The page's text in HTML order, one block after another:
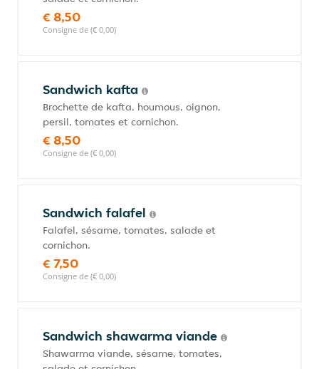
€ 8,50
Consigne de (€ 0,00)
Sandwich kafta
Brochette de kafta, houmous, oignon,
persil, tomates et cornichon.
€ 8,50
Consigne de (€ 0,00)
Sandwich falafel
Falafel, sésame, tomates, salade et
cornichon.
€ 7,50
Consigne de (€ 0,00)
Sandwich shawarma viande
Shawarma viande, sésame, tomates,